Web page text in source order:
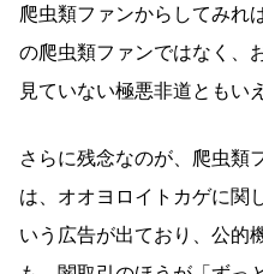
爬虫類ファンからしてみれ
の爬虫類ファンではなく、
見ていない極悪非道ともい
さらに残念なのが、爬虫類
は、オオヨロイトカゲに関
いう広告が出ており、公的